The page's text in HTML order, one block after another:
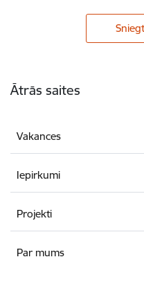
Ātrās saites
Vakances
Iepirkumi
Projekti
Par mums